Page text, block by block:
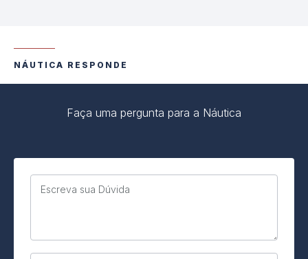
NÁUTICA RESPONDE
Faça uma pergunta para a Náutica
Escreva sua Dúvida